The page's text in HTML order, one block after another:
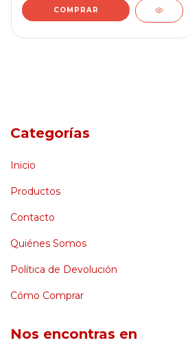
Categorías
Inicio
Productos
Contacto
Quiénes Somos
Política de Devolución
Cómo Comprar
Nos encontras en